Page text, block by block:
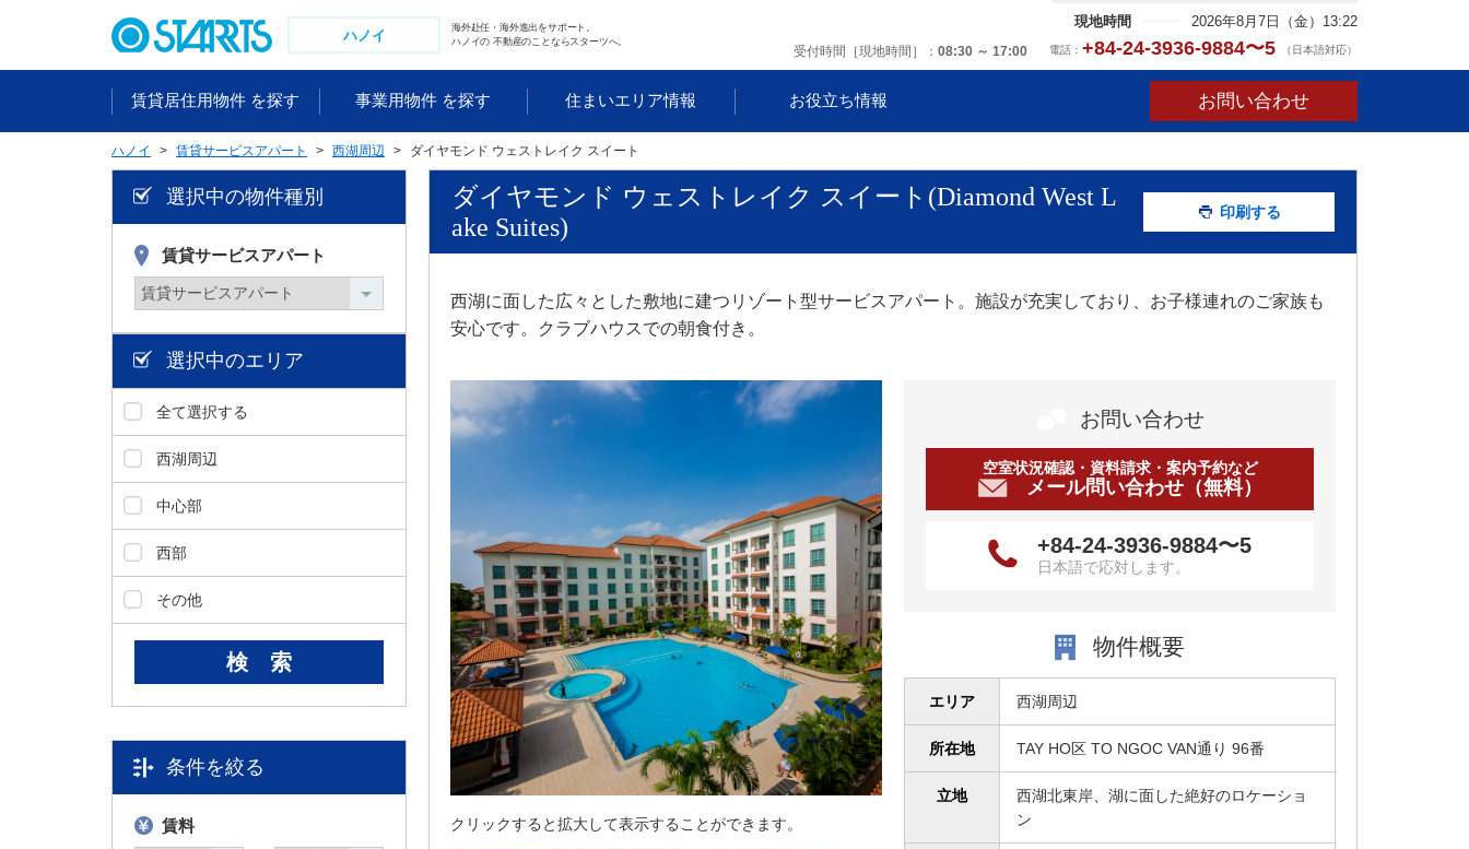
移
ハノイ
海外赴任・海外進出をサポート。
ハノイの 不動産のことならスターツへ。
現地時間 2026年8月7日（金）13:22
受付時間［現地時間］ 08:30 ～ 17:00 電話： +84-24-3936-9884〜5 （日本語対応）
賃貸居住用物件 を探す 事業用物件 を探す 住まいエリア情報 お役立ち情報 お問い合わせ
ハノイ 賃貸サービスアパート 西湖周辺 ダイヤモンド ウェストレイク スイート
選択中の物件種別
賃貸サービスアパート
選択中のエリア
全て選択する
西湖周辺
中心部
西部
その他
条件を絞る
賃料
ダイヤモンド ウェストレイク スイート(Diamond West L
ake Suites)
印刷する
西湖に面した広々とした敷地に建つリゾート型サービスアパート。施設が充実しており、お子様連れのご家族も
安心です。クラブハウスでの朝食付き。
クリックすると拡大して表示することができます。
お問い合わせ
空室状況確認・資料請求・案内予約など
メール問い合わせ（無料）
+84-24-3936-9884〜5
日本語で応対します。
物件概要
エリア 西湖周辺
所在地 TAY HO区 TO NGOC VAN通り 96番
立地
西湖北東岸、湖に面した絶好のロケーショ
ン